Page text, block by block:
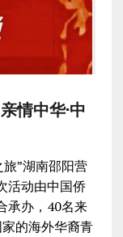
情中华·中
”湖南邵阳营
活动由中国侨
承办，40名来
的海外华裔青